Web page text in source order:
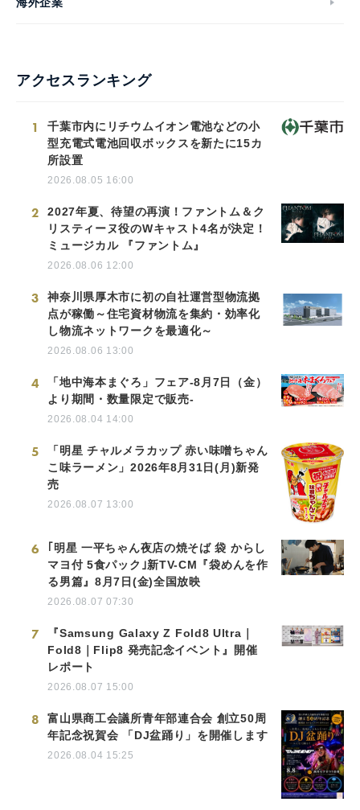
アクセスランキング
1
千葉市内にリチウムイオン電池などの小
型充電式電池回収ボックスを新たに15カ
所設置
2026.08.05 16:00
2
2027年夏、待望の再演！ファントム＆ク
リスティーヌ役のWキャスト4名が決定！
ミュージカル 『ファントム』
2026.08.06 12:00
3
神奈川県厚木市に初の自社運営型物流拠
点が稼働～住宅資材物流を集約・効率化
し物流ネットワークを最適化～
2026.08.06 13:00
4
「地中海本まぐろ」フェア-8月7日（金）
より期間・数量限定で販売-
2026.08.04 14:00
5
「明星 チャルメラカップ 赤い味噌ちゃん
こ味ラーメン」2026年8月31日(月)新発
売
2026.08.07 13:00
6
｢明星 一平ちゃん夜店の焼そば 袋 からし
マヨ付 5食パック｣新TV-CM『袋めんを作
る男篇』8月7日(金)全国放映
2026.08.07 07:30
7
『Samsung Galaxy Z Fold8 Ultra｜
Fold8｜Flip8 発売記念イベント』開催
レポート
2026.08.07 15:00
8
富山県商工会議所青年部連合会 創立50周
年記念祝賀会 「DJ盆踊り」を開催します
2026.08.04 15:25